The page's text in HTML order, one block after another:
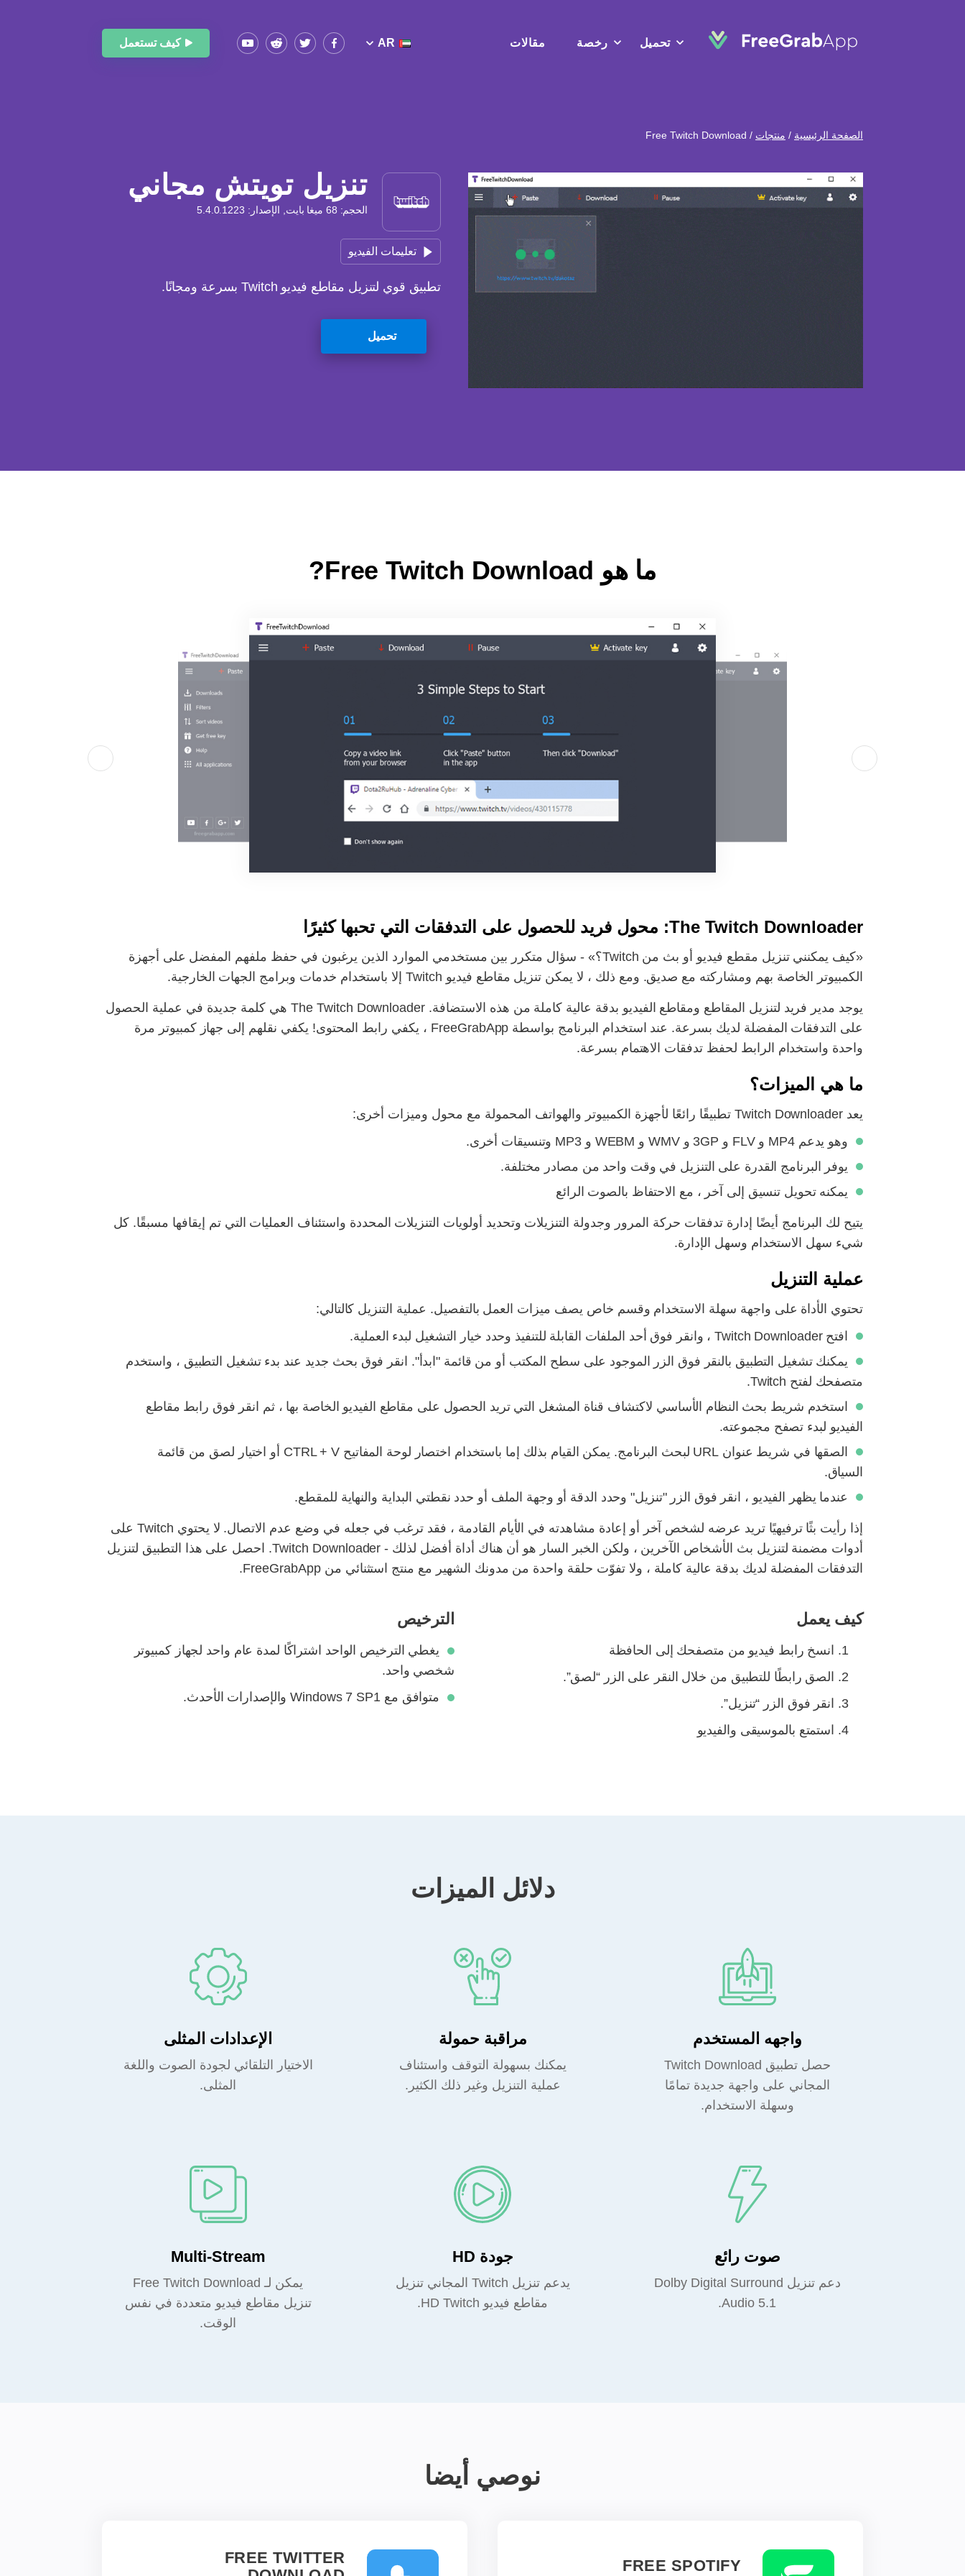
تحميل رخصة مقالات AR كيف تستعمل
الصفحة الرئيسية / منتجات /
Free Twitch Download
تنزيل تويتش مجاني
الحجم: 68 ميغا بايت, الإصدار: 5.4.0.1223
تعليمات الفيديو
تطبيق قوي لتنزيل مقاطع فيديو Twitch بسرعة ومجانًا.
تحميل
ما هو Free Twitch Download?
The Twitch Downloader: محول فريد للحصول على التدفقات التي تحبها كثيرًا
«كيف يمكنني تنزيل مقطع فيديو أو بث من Twitch؟» - سؤال متكرر بين مستخدمي الموارد الذين يرغبون في حفظ ملفهم المفضل على أجهزة
الكمبيوتر الخاصة بهم ومشاركته مع صديق. ومع ذلك ، لا يمكن تنزيل مقاطع فيديو Twitch إلا باستخدام خدمات وبرامج الجهات الخارجية.
يوجد مدير فريد لتنزيل المقاطع ومقاطع الفيديو بدقة عالية كاملة من هذه الاستضافة. The Twitch Downloader هي كلمة جديدة في عملية الحصول
على التدفقات المفضلة لديك بسرعة. عند استخدام البرنامج بواسطة FreeGrabApp ، يكفي رابط المحتوى! يكفي نقلهم إلى جهاز كمبيوتر مرة
واحدة واستخدام الرابط لحفظ تدفقات الاهتمام بسرعة.
ما هي الميزات؟
يعد Twitch Downloader تطبيقًا رائعًا لأجهزة الكمبيوتر والهواتف المحمولة مع محول وميزات أخرى:
وهو يدعم MP4 و FLV و 3GP و WMV و WEBM و MP3 وتنسيقات أخرى.
يوفر البرنامج القدرة على التنزيل في وقت واحد من مصادر مختلفة.
يمكنه تحويل تنسيق إلى آخر ، مع الاحتفاظ بالصوت الرائع
يتيح لك البرنامج أيضًا إدارة تدفقات حركة المرور وجدولة التنزيلات وتحديد أولويات التنزيلات المحددة واستئناف العمليات التي تم إيقافها مسبقًا. كل
شيء سهل الاستخدام وسهل الإدارة.
عملية التنزيل
تحتوي الأداة على واجهة سهلة الاستخدام وقسم خاص يصف ميزات العمل بالتفصيل. عملية التنزيل كالتالي:
افتح Twitch Downloader ، وانقر فوق أحد الملفات القابلة للتنفيذ وحدد خيار التشغيل لبدء العملية.
يمكنك تشغيل التطبيق بالنقر فوق الزر الموجود على سطح المكتب أو من قائمة "ابدأ". انقر فوق بحث جديد عند بدء تشغيل التطبيق ، واستخدم
متصفحك لفتح Twitch.
استخدم شريط بحث النظام الأساسي لاكتشاف قناة المشغل التي تريد الحصول على مقاطع الفيديو الخاصة بها ، ثم انقر فوق رابط مقاطع
الفيديو لبدء تصفح مجموعته.
الصقها في شريط عنوان URL لبحث البرنامج. يمكن القيام بذلك إما باستخدام اختصار لوحة المفاتيح CTRL + V أو اختيار لصق من قائمة
السياق.
عندما يظهر الفيديو ، انقر فوق الزر "تنزيل" وحدد الدقة أو وجهة الملف أو حدد نقطتي البداية والنهاية للمقطع.
إذا رأيت بثًا ترفيهيًا تريد عرضه لشخص آخر أو إعادة مشاهدته في الأيام القادمة ، فقد ترغب في جعله في وضع عدم الاتصال. لا يحتوي Twitch على
أدوات مضمنة لتنزيل بث الأشخاص الآخرين ، ولكن الخبر السار هو أن هناك أداة أفضل لذلك - Twitch Downloader. احصل على هذا التطبيق لتنزيل
التدفقات المفضلة لديك بدقة عالية كاملة ، ولا تفوّت حلقة واحدة من مدونك الشهير مع منتج استثنائي من FreeGrabApp.
كيف يعمل
انسخ رابط فيديو من متصفحك إلى الحافظة
الصق رابطًا للتطبيق من خلال النقر على الزر “لصق”.
انقر فوق الزر “تنزيل”.
استمتع بالموسيقى والفيديو
الترخيص
يغطي الترخيص الواحد اشتراكًا لمدة عام واحد لجهاز كمبيوتر
شخصي واحد.
متوافق مع Windows 7 SP1 والإصدارات الأحدث.
دلائل الميزات
واجهه المستخدم
حصل تطبيق Twitch Download
المجاني على واجهة جديدة تمامًا
وسهلة الاستخدام.
مراقبة حمولة
يمكنك بسهولة التوقف واستئناف
عملية التنزيل وغير ذلك الكثير.
الإعدادات المثلى
الاختيار التلقائي لجودة الصوت واللغة
المثلى.
صوت رائع
دعم تنزيل Dolby Digital Surround
Audio 5.1.
جودة HD
يدعم تنزيل Twitch المجاني تنزيل
مقاطع فيديو HD Twitch.
Multi-Stream
يمكن لـ Free Twitch Download
تنزيل مقاطع فيديو متعددة في نفس
الوقت.
نوصي أيضا
FREE SPOTIFY
FREE TWITTER